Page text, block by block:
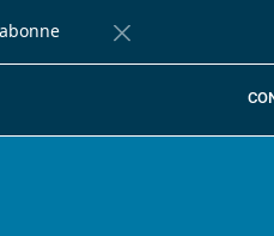
Fermer la barre de